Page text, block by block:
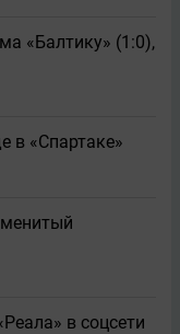
«Балтику» (1:0),
в «Спартаке»
в соцсети